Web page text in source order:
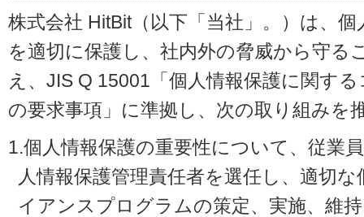
株式会社 HitBit（以下「当社」。）は、
を適切に保護し、社内外の脅威から守る
え、JIS Q 15001「個人情報保護に関す
の要求事項」に準拠し、次の取り組みを
1.個人情報保護の重要性について、従業
人情報保護管理責任者を選任し、適切
イアンスプログラムの策定、実施、維